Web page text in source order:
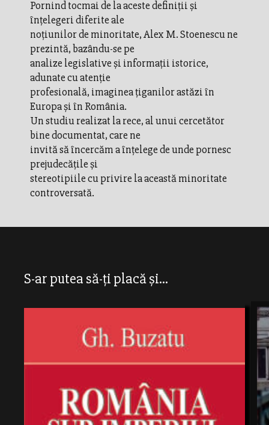
Pornind tocmai de la aceste definiţii şi
înţelegeri diferite ale
noţiunilor de minoritate, Alex M. Stoenescu ne
prezintă, bazându-se pe
analize legislative şi informaţii istorice,
adunate cu atenţie
profesională, imaginea ţiganilor astăzi în
Europa şi în România.
Un studiu realizat la rece, al unui cercetător
bine documentat, care ne
invită să încercăm a înţelege de unde pornesc
prejudecăţile şi
stereotipiile cu privire la această minoritate
controversată.
S-ar putea să-ți placă și...